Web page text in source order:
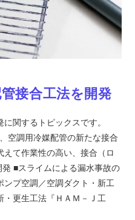
接合工法を開発
関するトピックスです。
空調用冷媒配管の新たな接合
て作業性の高い、接合（ロ
■スライムによる漏水事故の
プ空調／空調ダクト・新工
・更生工法『ＨＡＭ－Ｊ工